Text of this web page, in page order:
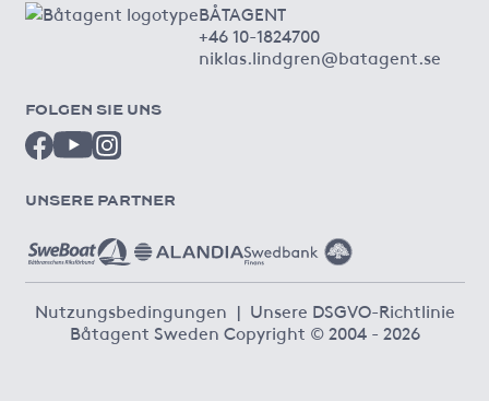
BÅTAGENT
+46 10-1824700
niklas.lindgren@batagent.se
FOLGEN SIE UNS
UNSERE PARTNER
Nutzungsbedingungen | Unsere DSGVO-Richtlinie
Båtagent Sweden Copyright © 2004 - 2026